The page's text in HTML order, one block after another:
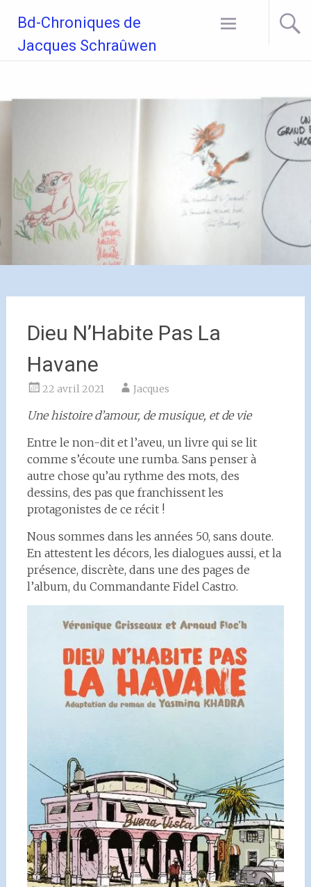
contenu
principal
Bd-Chroniques de
Jacques Schraûwen
Dieu N’Habite Pas La
Havane
22 avril 2021 Jacques
Une histoire d’amour, de musique, et de vie
Entre le non-dit et l’aveu, un livre qui se lit
comme s’écoute une rumba. Sans penser à
autre chose qu’au rythme des mots, des
dessins, des pas que franchissent les
protagonistes de ce récit !
Nous sommes dans les années 50, sans doute.
En attestent les décors, les dialogues aussi, et la
présence, discrète, dans une des pages de
l’album, du Commandante Fidel Castro.